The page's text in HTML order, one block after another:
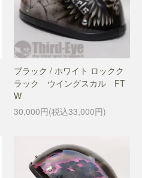
ブラック / ホワイト ロックク
ラック ウイングスカル FT
W
30,000円(税込33,000円)